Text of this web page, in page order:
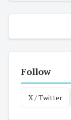
Follow
X / Twitter